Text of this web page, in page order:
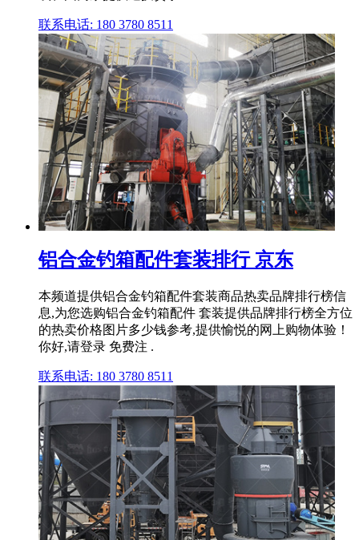
联系电话: 180 3780 8511
铝合金钓箱配件套装排行 京东
本频道提供铝合金钓箱配件套装商品热卖品牌排行榜信
息,为您选购铝合金钓箱配件 套装提供品牌排行榜全方位
的热卖价格图片多少钱参考,提供愉悦的网上购物体验！
你好,请登录 免费注 .
联系电话: 180 3780 8511